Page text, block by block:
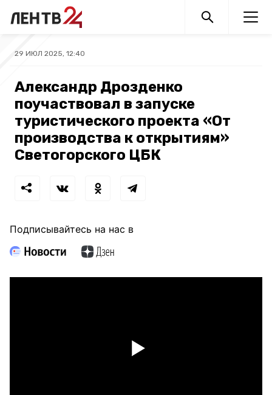
29 ИЮЛ 2025, 12:40
Александр Дрозденко
поучаствовал в запуске
туристического проекта «От
производства к открытиям»
Светогорского ЦБК
Подписывайтесь на нас в